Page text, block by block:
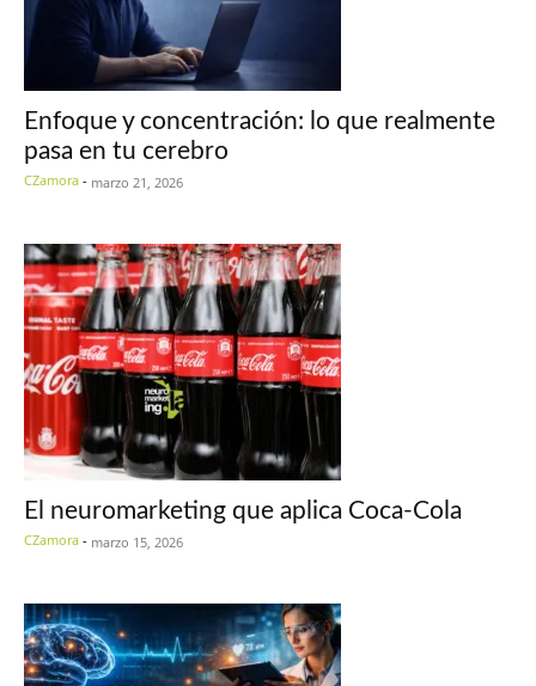
Enfoque y concentración: lo que realmente
pasa en tu cerebro
CZamora - marzo 21, 2026
El neuromarketing que aplica Coca-Cola
CZamora - marzo 15, 2026